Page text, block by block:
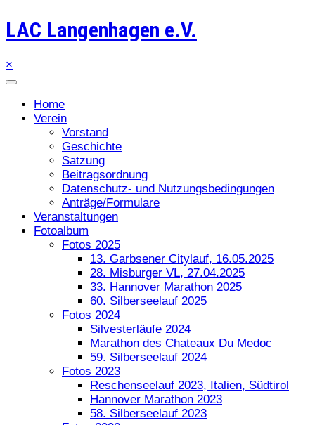
LAC Langenhagen e.V.
×
Home
Verein
Vorstand
Geschichte
Satzung
Beitragsordnung
Datenschutz- und Nutzungsbedingungen
Anträge/Formulare
Veranstaltungen
Fotoalbum
Fotos 2025
13. Garbsener Citylauf, 16.05.2025
28. Misburger VL, 27.04.2025
33. Hannover Marathon 2025
60. Silberseelauf 2025
Fotos 2024
Silvesterläufe 2024
Marathon des Chateaux Du Medoc
59. Silberseelauf 2024
Fotos 2023
Reschenseelauf 2023, Italien, Südtirol
Hannover Marathon 2023
58. Silberseelauf 2023